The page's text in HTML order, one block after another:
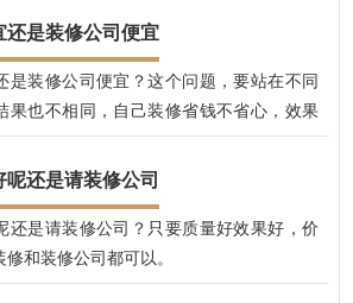
还是装修公司便宜
是装修公司便宜？这个问题，要站在不同
果也不相同，自己装修省钱不省心，效果
没有保修；找装修公司，有专业的设计师
不用担心效果，而且，兴唐饰家还免费赠
还是请装修公司
还是请装修公司？只要质量好效果好，价
和装修公司都可以。